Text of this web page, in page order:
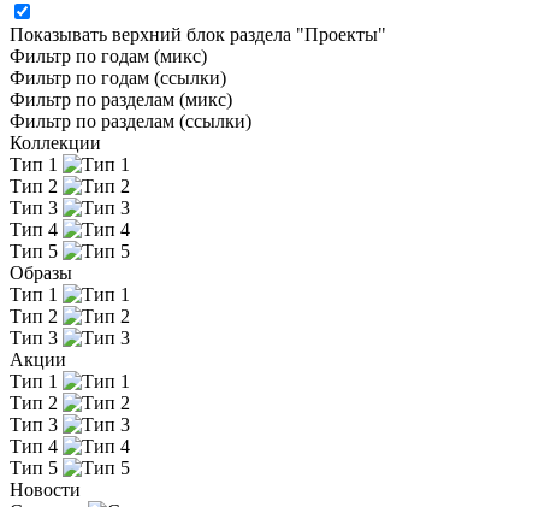
Показывать верхний блок раздела "Проекты"
Фильтр по годам (микс)
Фильтр по годам (ссылки)
Фильтр по разделам (микс)
Фильтр по разделам (ссылки)
Коллекции
Тип 1
Тип 2
Тип 3
Тип 4
Тип 5
Образы
Тип 1
Тип 2
Тип 3
Акции
Тип 1
Тип 2
Тип 3
Тип 4
Тип 5
Новости